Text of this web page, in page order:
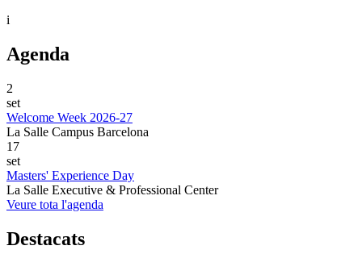
i
Agenda
2
set
Welcome Week 2026-27
La Salle Campus Barcelona
17
set
Masters' Experience Day
La Salle Executive & Professional Center
Veure tota l'agenda
Destacats